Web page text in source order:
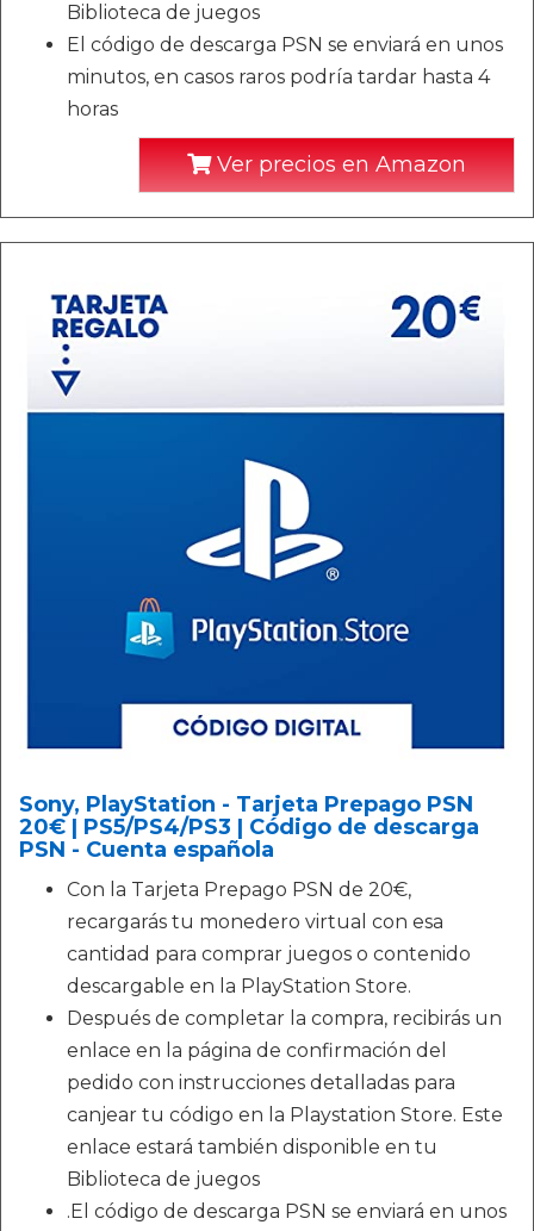
Biblioteca de juegos
El código de descarga PSN se enviará en unos
minutos, en casos raros podría tardar hasta 4
horas
Ver precios en Amazon
Sony, PlayStation - Tarjeta Prepago PSN
20€ | PS5/PS4/PS3 | Código de descarga
PSN - Cuenta española
Con la Tarjeta Prepago PSN de 20€,
recargarás tu monedero virtual con esa
cantidad para comprar juegos o contenido
descargable en la PlayStation Store.
Después de completar la compra, recibirás un
enlace en la página de confirmación del
pedido con instrucciones detalladas para
canjear tu código en la Playstation Store. Este
enlace estará también disponible en tu
Biblioteca de juegos
.El código de descarga PSN se enviará en unos